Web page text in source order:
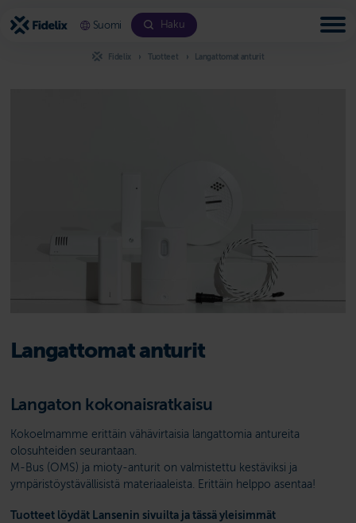
sisältöön
Suomi Haku
Fidelix Tuotteet Langattomat anturit
Langattomat anturit
Langaton kokonaisratkaisu
Kokoelmamme erittäin vähävirtaisia langattomia antureita
olosuhteiden seurantaan.
M-Bus (OMS) ja mioty-anturit on valmistettu kestäviksi ja
ympäristöystävällisistä materiaaleista. Erittäin helppo asentaa!
Tuotteet löydät Lansenin sivuilta ja tässä yleisimmät